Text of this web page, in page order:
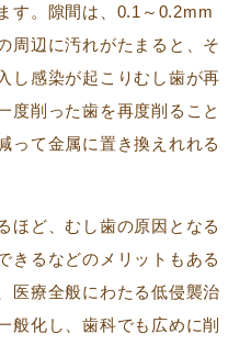
す。隙間は、0.1～0.2mm
周辺に汚れがたまると、そ
し感染が起こりむし歯が再
度削った歯を再度削ること
って金属に置き換えれれる
ほど、むし歯の原因となる
きるなどのメリットもある
医療全般にわたる低侵襲治
般化し、歯科でも広めに削